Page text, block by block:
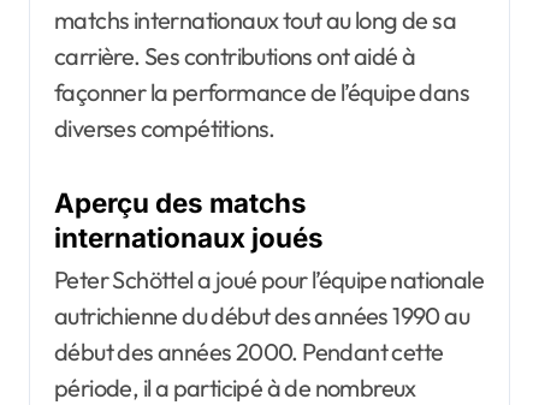
matchs internationaux tout au long de sa
carrière. Ses contributions ont aidé à
façonner la performance de l’équipe dans
diverses compétitions.
Aperçu des matchs
internationaux joués
Peter Schöttel a joué pour l’équipe nationale
autrichienne du début des années 1990 au
début des années 2000. Pendant cette
période, il a participé à de nombreux